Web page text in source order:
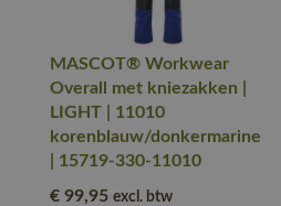
MASCOT® Workwear
Overall met kniezakken |
LIGHT | 11010
korenblauw/donkermarine
| 15719-330-11010
€ 99,95 excl. btw